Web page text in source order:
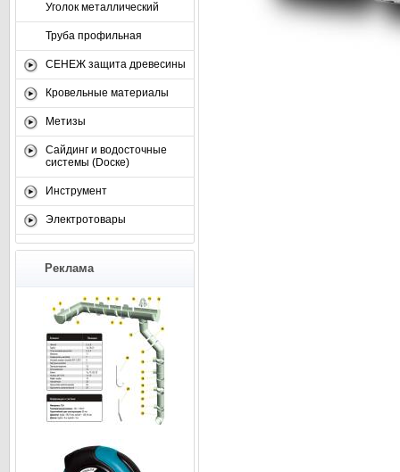
Уголок металлический
Труба профильная
СЕНЕЖ защита древесины
Кровельные материалы
Метизы
Сайдинг и водосточные
системы (Dоске)
Инструмент
Электротовары
Реклама